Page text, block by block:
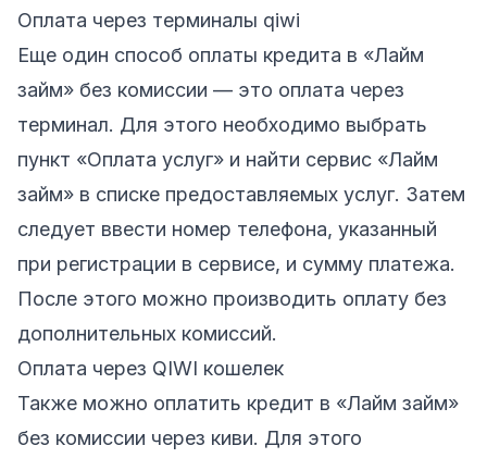
Оплата через терминалы qiwi
Еще один способ оплаты кредита в «Лайм
займ» без комиссии — это оплата через
терминал. Для этого необходимо выбрать
пункт «Оплата услуг» и найти сервис «Лайм
займ» в списке предоставляемых услуг. Затем
следует ввести номер телефона, указанный
при регистрации в сервисе, и сумму платежа.
После этого можно производить оплату без
дополнительных комиссий.
Оплата через QIWI кошелек
Также можно оплатить кредит в «Лайм займ»
без комиссии через киви. Для этого